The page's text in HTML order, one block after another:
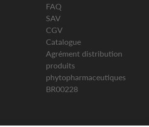
FAQ
SAV
CGV
Catalogue
Agrément distribution
produits
phytopharmaceutiques
BR00228